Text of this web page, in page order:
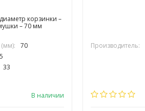
корзинки –
– 70 мм
70
33
В наличии
Производитель: